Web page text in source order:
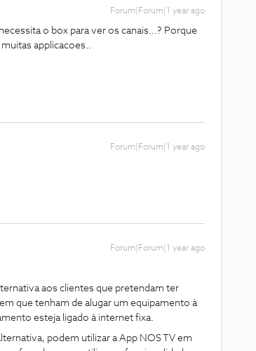
Forum|Forum|1 year ago
o box para ver os canais…? Porque
applicacoes..
Forum|Forum|1 year ago
Forum|Forum|1 year ago
aos clientes que pretendam ter
que tenham de alugar um equipamento à
esteja ligado à internet fixa.
podem utilizar a App NOS TV em